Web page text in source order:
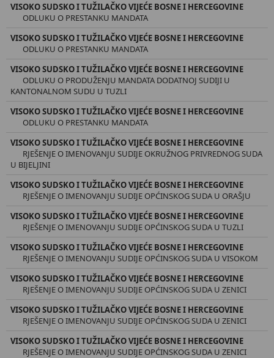
VISOKO SUDSKO I TUŽILAČKO VIJEĆE BOSNE I HERCEGOVINE
ODLUKU O PRESTANKU MANDATA
VISOKO SUDSKO I TUŽILAČKO VIJEĆE BOSNE I HERCEGOVINE
ODLUKU O PRESTANKU MANDATA
VISOKO SUDSKO I TUŽILAČKO VIJEĆE BOSNE I HERCEGOVINE
ODLUKU O PRODUŽENJU MANDATA DODATNOJ SUDIJI U
KANTONALNOM SUDU U TUZLI
VISOKO SUDSKO I TUŽILAČKO VIJEĆE BOSNE I HERCEGOVINE
ODLUKU O PRESTANKU MANDATA
VISOKO SUDSKO I TUŽILAČKO VIJEĆE BOSNE I HERCEGOVINE
RJEŠENJE O IMENOVANJU SUDIJE OKRUŽNOG PRIVREDNOG SUDA
U BIJELJINI
VISOKO SUDSKO I TUŽILAČKO VIJEĆE BOSNE I HERCEGOVINE
RJEŠENJE O IMENOVANJU SUDIJE OPĆINSKOG SUDA U ORAŠJU
VISOKO SUDSKO I TUŽILAČKO VIJEĆE BOSNE I HERCEGOVINE
RJEŠENJE O IMENOVANJU SUDIJE OPĆINSKOG SUDA U TUZLI
VISOKO SUDSKO I TUŽILAČKO VIJEĆE BOSNE I HERCEGOVINE
RJEŠENJE O IMENOVANJU SUDIJE OPĆINSKOG SUDA U VISOKOM
VISOKO SUDSKO I TUŽILAČKO VIJEĆE BOSNE I HERCEGOVINE
RJEŠENJE O IMENOVANJU SUDIJE OPĆINSKOG SUDA U ZENICI
VISOKO SUDSKO I TUŽILAČKO VIJEĆE BOSNE I HERCEGOVINE
RJEŠENJE O IMENOVANJU SUDIJE OPĆINSKOG SUDA U ZENICI
VISOKO SUDSKO I TUŽILAČKO VIJEĆE BOSNE I HERCEGOVINE
RJEŠENJE O IMENOVANJU SUDIJE OPĆINSKOG SUDA U ZENICI